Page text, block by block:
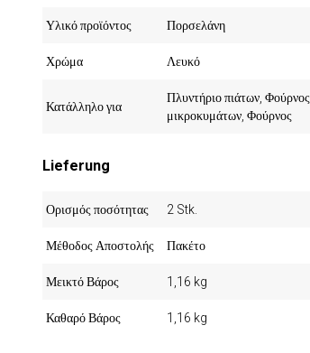
Υλικό προϊόντος Πορσελάνη
Χρώμα Λευκό
Κατάλληλο για
Πλυντήριο πιάτων, Φούρνος
μικροκυμάτων, Φούρνος
Lieferung
Ορισμός ποσότητας 2 Stk.
Μέθοδος Αποστολής Πακέτο
Μεικτό Βάρος 1,16 kg
Καθαρό Βάρος 1,16 kg